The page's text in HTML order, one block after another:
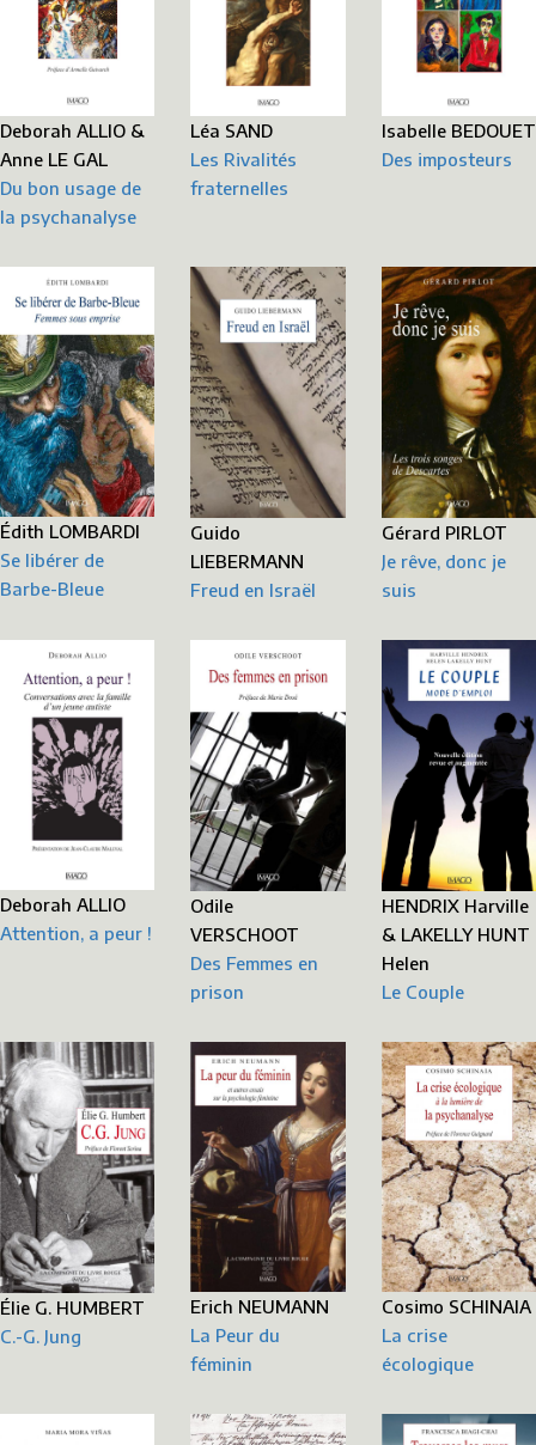
Deborah ALLIO &
Anne LE GAL
Du bon usage de
la psychanalyse
Léa SAND
Les Rivalités
fraternelles
Isabelle BEDOUET
Des imposteurs
Édith LOMBARDI
Se libérer de
Barbe-Bleue
Guido
LIEBERMANN
Freud en Israël
Gérard PIRLOT
Je rêve, donc je
suis
Deborah ALLIO
Attention, a peur !
Odile
VERSCHOOT
Des Femmes en
prison
HENDRIX Harville
& LAKELLY HUNT
Helen
Le Couple
Élie G. HUMBERT
C.-G. Jung
Erich NEUMANN
La Peur du
féminin
Cosimo SCHINAIA
La crise
écologique